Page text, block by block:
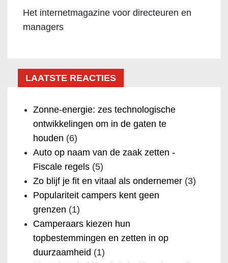
Het internetmagazine voor directeuren en
managers
LAATSTE REACTIES
Zonne-energie: zes technologische
ontwikkelingen om in de gaten te
houden (6)
Auto op naam van de zaak zetten -
Fiscale regels (5)
Zo blijf je fit en vitaal als ondernemer (3)
Populariteit campers kent geen
grenzen (1)
Camperaars kiezen hun
topbestemmingen en zetten in op
duurzaamheid (1)